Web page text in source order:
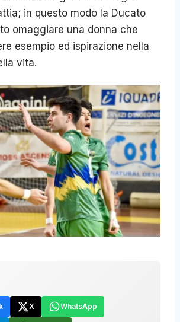
in questo modo la Ducato
omaggiare una donna che
esempio ed ispirazione nella
vita.
X WhatsApp